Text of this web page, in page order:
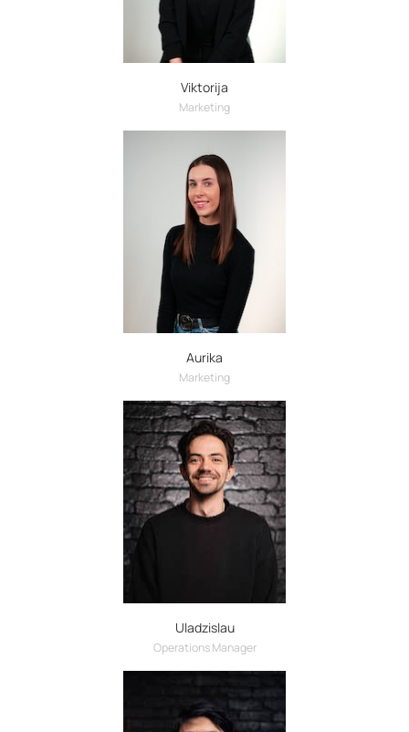
Viktorija
Marketing
Aurika
Marketing
Uladzislau
Operations Manager